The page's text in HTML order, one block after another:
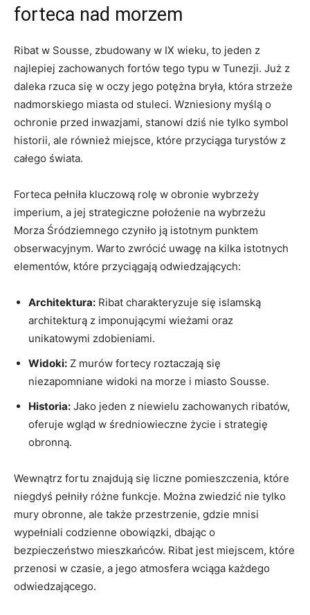
forteca nad morzem
Ribat w Sousse, zbudowany w IX wieku, to jeden z​
najlepiej zachowanych fortów tego typu w Tunezji.‍ Już z
daleka rzuca się w⁤ oczy jego potężna ‍bryła, ​która ⁣strzeże
nadmorskiego⁣ miasta ⁤od stuleci. Wzniesiony myślą o
ochronie przed inwazjami,​ stanowi dziś nie tylko symbol
historii, ale również miejsce, które przyciąga turystów z
całego świata.
Forteca pełniła kluczową rolę w ‍obronie wybrzeży‌
imperium, a jej strategiczne położenie na wybrzeżu
Morza Śródziemnego czyniło ją istotnym punktem
obserwacyjnym. Warto zwrócić uwagę na kilka istotnych​
elementów, które przyciągają odwiedzających:
Architektura: Ribat charakteryzuje ⁢się islamską
architekturą z imponującymi wieżami oraz
unikatowymi⁤ zdobieniami.
Widoki: Z murów fortecy roztaczają się
niezapomniane ‌widoki na morze i miasto Sousse.
Historia: Jako jeden z niewielu‌ zachowanych⁢ ribatów,
oferuje wgląd w średniowieczne życie ​i strategię ​
obronną.
Wewnątrz fortu ⁣znajdują się liczne pomieszczenia, które
niegdyś pełniły różne funkcje. Można zwiedzić nie tylko
mury obronne,‌ ale także przestrzenie, gdzie mnisi
wypełniali ⁤codzienne obowiązki, dbając o
⁣bezpieczeństwo mieszkańców. ‌Ribat jest miejscem, które
przenosi w czasie,‌ a jego​ atmosfera​ wciąga każdego
odwiedzającego.